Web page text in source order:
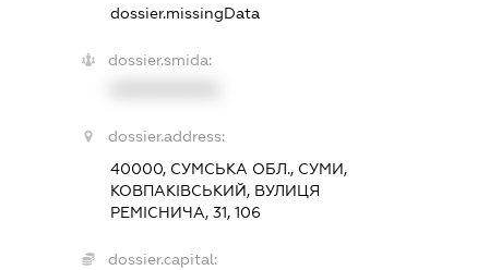
dossier.missingData
dossier.smida:
dossier.address:
40000, СУМСЬКА ОБЛ., СУМИ,
КОВПАКІВСЬКИЙ, ВУЛИЦЯ
РЕМІСНИЧА, 31, 106
dossier.capital: